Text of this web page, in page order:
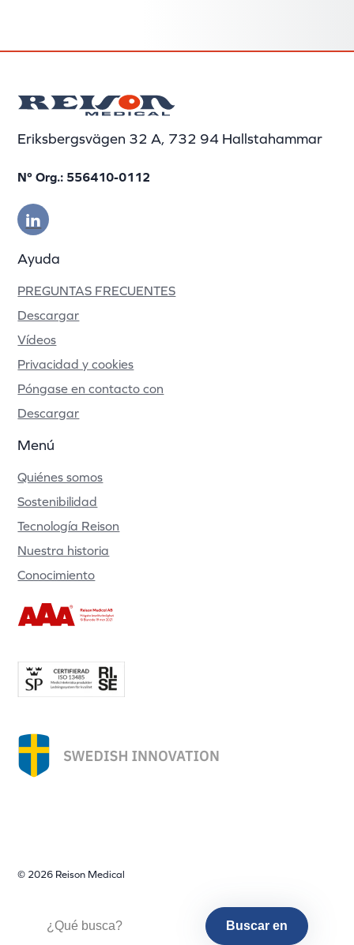
Eriksbergsvägen 32 A, 732 94 Hallstahammar
Nº Org.: 556410-0112
Ayuda
PREGUNTAS FRECUENTES
Descargar
Vídeos
Privacidad y cookies
Póngase en contacto con
Descargar
Menú
Quiénes somos
Sostenibilidad
Tecnología Reison
Nuestra historia
Conocimiento
© 2026 Reison Medical
Buscar en